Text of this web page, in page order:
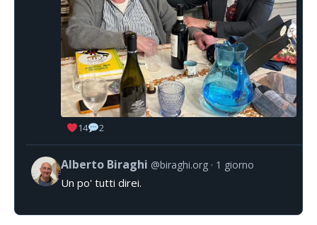
14 2
Alberto Biraghi @biraghi.org 1 giorno
Un po' tutti direi.